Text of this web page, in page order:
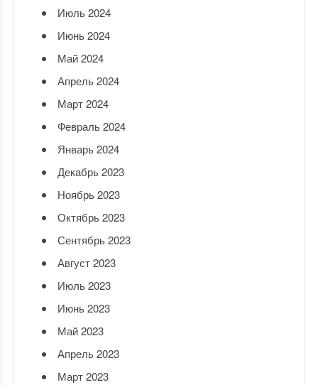
Июль 2024
Июнь 2024
Май 2024
Апрель 2024
Март 2024
Февраль 2024
Январь 2024
Декабрь 2023
Ноябрь 2023
Октябрь 2023
Сентябрь 2023
Август 2023
Июль 2023
Июнь 2023
Май 2023
Апрель 2023
Март 2023